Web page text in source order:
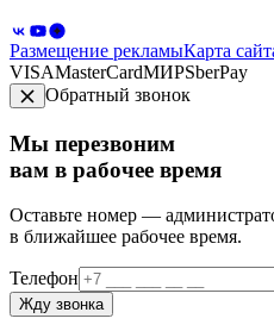
Размещение рекламыКарта
VISAMasterCardМИРSberPay
Обратный звонок
Мы перезвоним
вам в рабочее время
Оставьте номер —
в ближайшее рабочее время.
Телефон
Жду звонка